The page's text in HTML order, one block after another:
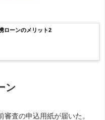
ローンのメリット2
ン
査の申込用紙が届いた。